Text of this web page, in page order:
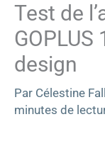
Test de
design
Par Célestine
minutes de